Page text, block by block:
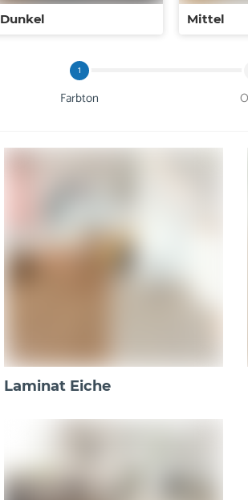
Dunkel Mittel
1
Farbton
Laminat Eiche